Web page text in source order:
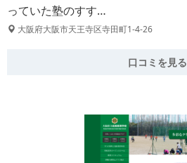
っていた塾のすす…
大阪府大阪市天王寺区寺田町1-4-26
口コミを見る